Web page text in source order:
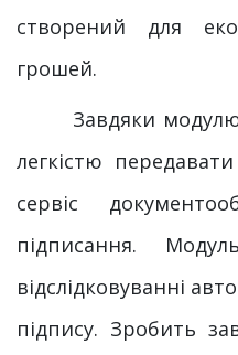
створений для
грошей.
Завдяки
легкістю
сервіс
підписання.
відслідковуванні
підпису. Зробить